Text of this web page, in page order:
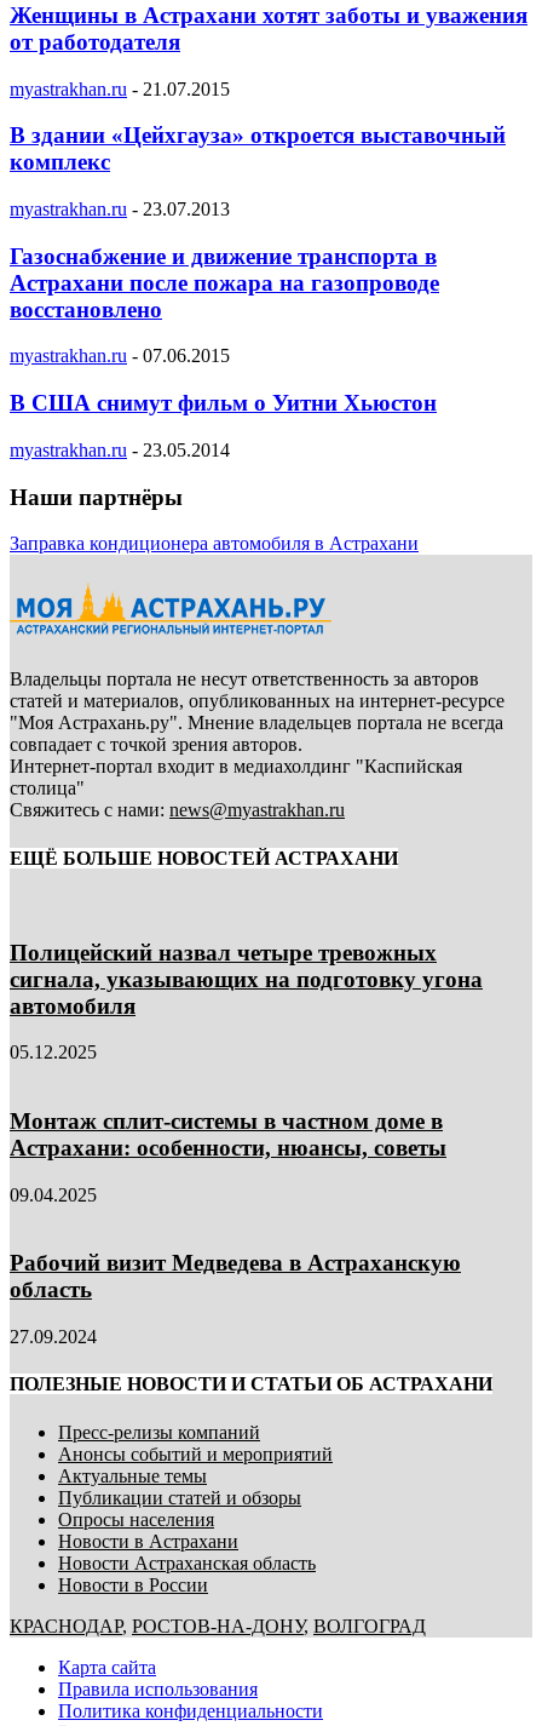
Женщины в Астрахани хотят заботы и уважения
от работодателя
myastrakhan.ru - 21.07.2015
В здании «Цейхгауза» откроется выставочный
комплекс
myastrakhan.ru - 23.07.2013
Газоснабжение и движение транспорта в
Астрахани после пожара на газопроводе
восстановлено
myastrakhan.ru - 07.06.2015
В США снимут фильм о Уитни Хьюстон
myastrakhan.ru - 23.05.2014
Наши партнёры
Заправка кондиционера автомобиля в Астрахани
Владельцы портала не несут ответственность за авторов
статей и материалов, опубликованных на интернет-ресурсе
"Моя Астрахань.ру". Мнение владельцев портала не всегда
совпадает с точкой зрения авторов.
Интернет-портал входит в медиахолдинг "Каспийская
столица"
Свяжитесь с нами: news@myastrakhan.ru
ЕЩЁ БОЛЬШЕ НОВОСТЕЙ АСТРАХАНИ
Полицейский назвал четыре тревожных
сигнала, указывающих на подготовку угона
автомобиля
05.12.2025
Монтаж сплит-системы в частном доме в
Астрахани: особенности, нюансы, советы
09.04.2025
Рабочий визит Медведева в Астраханскую
область
27.09.2024
ПОЛЕЗНЫЕ НОВОСТИ И СТАТЬИ ОБ АСТРАХАНИ
Пресс-релизы компаний
Анонсы событий и мероприятий
Актуальные темы
Публикации статей и обзоры
Опросы населения
Новости в Астрахани
Новости Астраханская область
Новости в России
КРАСНОДАР, РОСТОВ-НА-ДОНУ, ВОЛГОГРАД
Карта сайта
Правила использования
Политика конфиденциальности